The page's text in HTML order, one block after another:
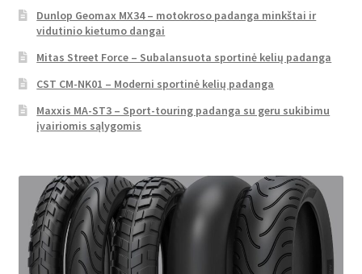
Dunlop Geomax MX34 – motokroso padanga minkštai ir
vidutinio kietumo dangai
Mitas Street Force – Subalansuota sportinė kelių padanga
CST CM-NK01 – Moderni sportinė kelių padanga
Maxxis MA-ST3 – Sport-touring padanga su geru sukibimu
įvairiomis sąlygomis